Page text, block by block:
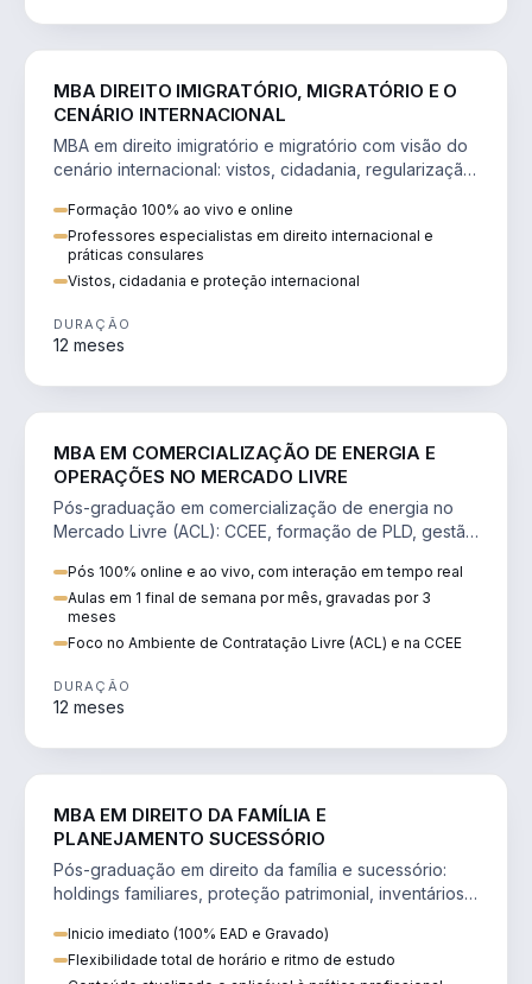
MBA DIREITO IMIGRATÓRIO, MIGRATÓRIO E O
CENÁRIO INTERNACIONAL
MBA em direito imigratório e migratório com visão do
cenário internacional: vistos, cidadania, regularização
Formação 100% ao vivo e online
Professores especialistas em direito internacional e
práticas consulares
Vistos, cidadania e proteção internacional
DURAÇÃO
12 meses
MBA EM COMERCIALIZAÇÃO DE ENERGIA E
OPERAÇÕES NO MERCADO LIVRE
Pós-graduação em comercialização de energia no
Mercado Livre (ACL): CCEE, formação de PLD, gestão
Pós 100% online e ao vivo, com interação em tempo real
Aulas em 1 final de semana por mês, gravadas por 3
meses
Foco no Ambiente de Contratação Livre (ACL) e na CCEE
DURAÇÃO
12 meses
MBA EM DIREITO DA FAMÍLIA E
PLANEJAMENTO SUCESSÓRIO
Pós-graduação em direito da família e sucessório:
holdings familiares, proteção patrimonial, inventários
Inicio imediato (100% EAD e Gravado)
Flexibilidade total de horário e ritmo de estudo